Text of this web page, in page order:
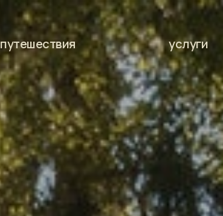
путешествия услуги
хочу в этот тур